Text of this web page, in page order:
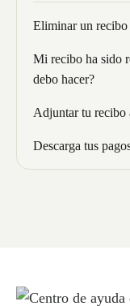
Eliminar un recibo
Mi recibo ha sido
debo hacer?
Adjuntar tu recibo
Descarga tus